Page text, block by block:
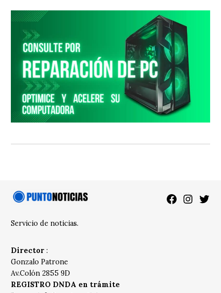
Facebook
Servicio de noticias.
Director :
Gonzalo Patrone
Av.Colón 2855 9D
REGISTRO DNDA en trámite